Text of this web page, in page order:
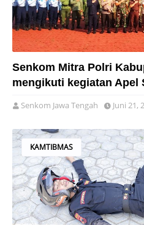
Senkom Mitra Polri
mengikuti kegiatan Apel
Senkom Jawa Tengah Juni 21,
KAMTIBMAS